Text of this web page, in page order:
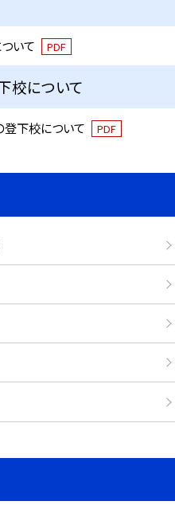
いて PDF
校について
下校について PDF